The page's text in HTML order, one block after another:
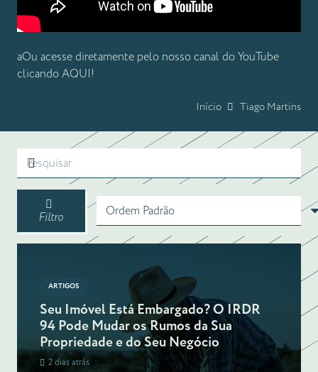
aOu acesse diretamente pelo nosso canal do YouTube
clicandoAQUI!
Início Tiago Martins
Filtro
ARTIGOS
Seu Imóvel Está Embargado? O IRDR
94 Pode Mudar os Rumos da Sua
Propriedade e do Seu Negócio
2 dias atrás